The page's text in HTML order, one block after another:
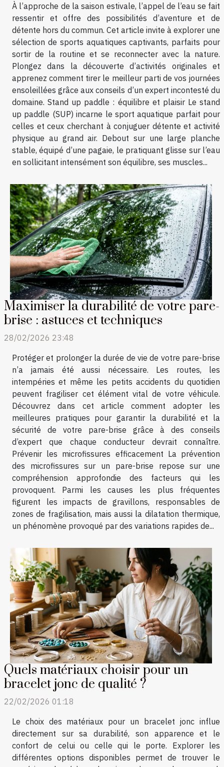
À l’approche de la saison estivale, l’appel de l’eau se fait
ressentir et offre des possibilités d’aventure et de
détente hors du commun. Cet article invite à explorer une
sélection de sports aquatiques captivants, parfaits pour
sortir de la routine et se reconnecter avec la nature.
Plongez dans la découverte d’activités originales et
apprenez comment tirer le meilleur parti de vos journées
ensoleillées grâce aux conseils d’un expert incontesté du
domaine. Stand up paddle : équilibre et plaisir Le stand
up paddle (SUP) incarne le sport aquatique parfait pour
celles et ceux cherchant à conjuguer détente et activité
physique au grand air. Debout sur une large planche
stable, équipé d’une pagaie, le pratiquant glisse sur l’eau
en sollicitant intensément son équilibre, ses muscles...
Maximiser la durabilité de votre pare-
brise : astuces et techniques
28/02/2026 23:48
Protéger et prolonger la durée de vie de votre pare-brise
n’a jamais été aussi nécessaire. Les routes, les
intempéries et même les petits accidents du quotidien
peuvent fragiliser cet élément vital de votre véhicule.
Découvrez dans cet article comment adopter les
meilleures pratiques pour garantir la durabilité et la
sécurité de votre pare-brise grâce à des conseils
d’expert que chaque conducteur devrait connaître.
Prévenir les microfissures efficacement La prévention
des microfissures sur un pare-brise repose sur une
compréhension approfondie des facteurs qui les
provoquent. Parmi les causes les plus fréquentes
figurent les impacts de gravillons, responsables de
zones de fragilisation, mais aussi la dilatation thermique,
un phénomène provoqué par des variations rapides de...
Quels matériaux choisir pour un
bracelet jonc de qualité ?
22/02/2026 01:18
Le choix des matériaux pour un bracelet jonc influe
directement sur sa durabilité, son apparence et le
confort de celui ou celle qui le porte. Explorer les
différentes options disponibles permet de trouver le